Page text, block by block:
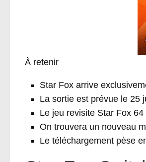
À retenir
Star Fox arrive
La sortie est prévue le 25
Le jeu revisite Star Fox
On trouvera un nouveau
Le téléchargement pèse